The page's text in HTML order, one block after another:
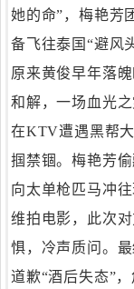
她的命”，梅艳芳
备飞往泰国“避风
原来黄俊早年落
和解，一场血光
在KTV遭遇黑帮
掴禁锢。梅艳芳
向太单枪匹马冲
维拍电影，此次
惧，冷声质问。
道歉“酒后失态”